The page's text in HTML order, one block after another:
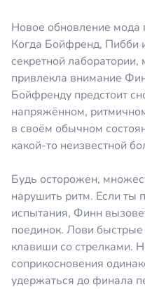
Новое обновление мода
Когда Бойфренд, Пибби
секретной
привлекла внимание
Бойфренду предстоит
напряжённом,
в своём обычном
какой-то неизвестной
Будь осторожен,
нарушить ритм. Если
испытания, Финн
поединок. Лови
клавиши со стрелками.
соприкосновения
удержаться до финала